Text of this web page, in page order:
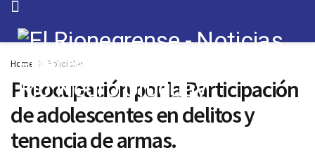
Home Policiales
Preocupación por la Participación
de adolescentes en delitos y
tenencia de armas.